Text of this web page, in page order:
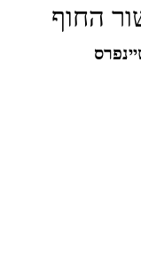
החוף